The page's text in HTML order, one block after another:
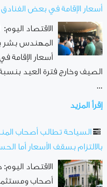
أسعار الإقامة في بعض الفنادق 25 بالمئة
الاقتصاد
المهندس بشر
أسعار الإقامة
...
إقرأ المزيد
السياحة تطالب أصحاب
بالالتزام بسقف الأسعار أما
الاقتصاد
أصحاب